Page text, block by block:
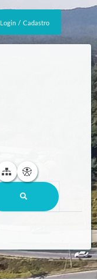
Login / Cadastro